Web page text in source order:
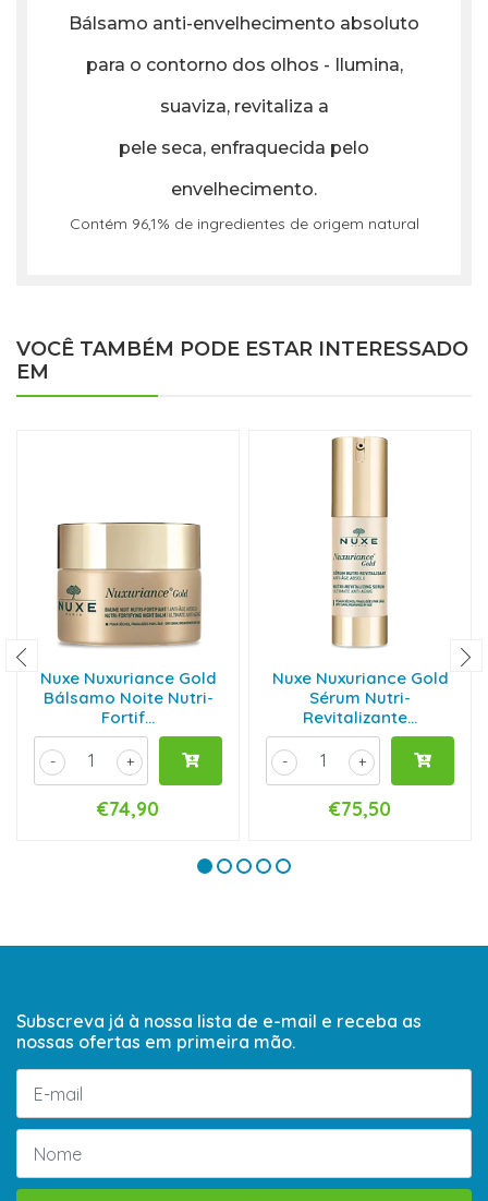
Bálsamo anti-envelhecimento absoluto
para o contorno dos olhos - Ilumina,
suaviza, revitaliza a
pele seca, enfraquecida pelo
envelhecimento.
Contém 96,1% de ingredientes de origem natural
VOCÊ TAMBÉM PODE ESTAR INTERESSADO
EM
Nuxe Nuxuriance Gold
Bálsamo Noite Nutri-
Fortif...
+
-
€74,90
Nuxe Nuxuriance Gold
Sérum Nutri-
Revitalizante...
+
-
€75,50
Subscreva já à nossa lista de e-mail e receba as
nossas ofertas em primeira mão.